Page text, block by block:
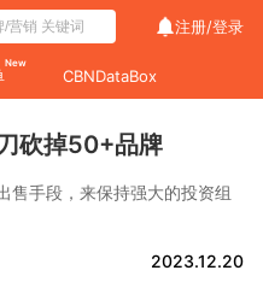
注册/登录
New
CBNDataBox
砍掉50+品牌
售手段，来保持强大的投资组
2023.12.20